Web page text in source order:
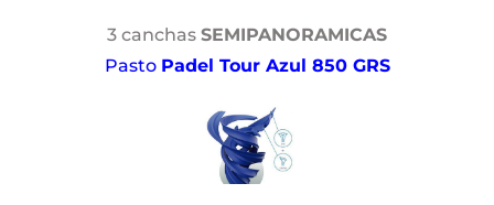
3 canchas SEMIPANORAMICAS
Pasto Padel Tour Azul 850 GRS